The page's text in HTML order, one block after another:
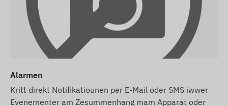
Alarmen
Kritt direkt Notifikatiounen per E-Mail oder SMS iwwer
Evenementer am Zesummenhang mam Apparat oder